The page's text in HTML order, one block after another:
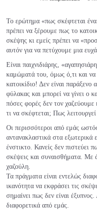
Το ερώτημα «πως σκέφτεται
πρέπει να ξέρουμε πως το
σκέψης κι εμείς πρέπει να
αυτόν για να πετύχουμε μια
Είναι παιχνιδιάρης,
καμώματά του, όμως ό,τι και
κατοικίδιο! Δεν είναι
φύλακας και μπορεί να γίνει ο
πόσες φορές δεν τον
τι να σκέφτεται; Πως
Οι περισσότεροι από εμάς
αντανακλαστικά στα εξωτερικά
ένστικτο. Κανείς δεν πιστεύει
σκέψεις και συναισθήματα. Με
χαζούλη.
Τα πράγματα είναι εντελώς
ικανότητα να εκφράσει τις
σημαίνει πως δεν είναι
διαφορετικά από εμάς.